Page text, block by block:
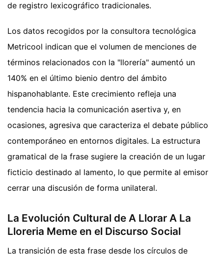
de registro lexicográfico tradicionales.
Los datos recogidos por la consultora tecnológica
Metricool indican que el volumen de menciones de
términos relacionados con la "llorería" aumentó un
140% en el último bienio dentro del ámbito
hispanohablante. Este crecimiento refleja una
tendencia hacia la comunicación asertiva y, en
ocasiones, agresiva que caracteriza el debate público
contemporáneo en entornos digitales. La estructura
gramatical de la frase sugiere la creación de un lugar
ficticio destinado al lamento, lo que permite al emisor
cerrar una discusión de forma unilateral.
La Evolución Cultural de A Llorar A La
Lloreria Meme en el Discurso Social
La transición de esta frase desde los círculos de